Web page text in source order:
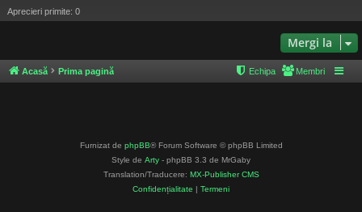
Aprecieri primite: 0
Mergi la
Acasă Prima pagină Membri
Echipa
Furnizat de phpBB® Forum Software © phpBB Limited
Style de Arty - phpBB 3.3 de MrGaby
Translation/Traducere: MX-Publisher CMS
Confidențialitate | Termeni